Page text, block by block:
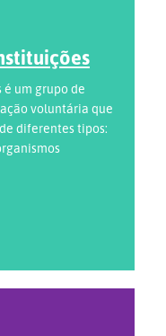
é um grupo de
voluntária que
diferentes tipos: